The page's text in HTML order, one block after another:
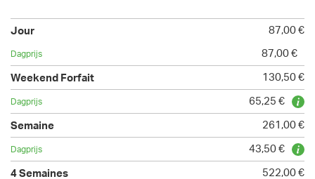
87,00 €
87,00 €
130,50 €
65,25 €
261,00 €
43,50 €
522,00 €